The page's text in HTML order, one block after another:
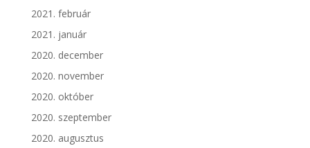
2021. február
2021. január
2020. december
2020. november
2020. október
2020. szeptember
2020. augusztus